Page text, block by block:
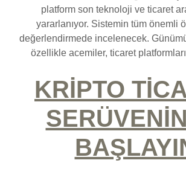
platform son teknoloji ve ticaret
yararlanıyor. Sistemin tüm önemli
değerlendirmede incelenecek.
özellikle acemiler, ticaret
KRİPTO